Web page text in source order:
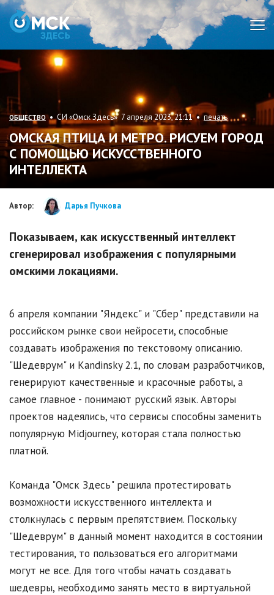
ОБЩЕСТВО• СИ «Омск Здесь» 7 апреля 2023, 21:11 •печать
ОМСКАЯ ПТИЦА И МЕТРО. РИСУЕМ ГОРОД
С ПОМОЩЬЮ ИСКУССТВЕННОГО
ИНТЕЛЛЕКТА
Автор: Дарья Пучкова
Показываем, как искусственный интеллект
сгенерировал изображения с популярными
омскими локациями.
6 апреля компании "Яндекс" и "Сбер" представили на
российском рынке свои нейросети, способные
создавать изображения по текстовому описанию.
"Шедеврум" и Kandinsky 2.1, по словам разработчиков,
генерируют качественные и красочные работы, а
самое главное - понимают русский язык. Авторы
проектов надеялись, что сервисы способны заменить
популярную Midjourney, которая стала полностью
платной.
Команда "Омск Здесь" решила протестировать
возможности искусственного интеллекта и
столкнулась с первым препятствием. Поскольку
"Шедеврум" в данный момент находится в состоянии
тестирования, то пользоваться его алгоритмами
могут не все. Для того чтобы начать создавать
шедевры, необходимо занять место в виртуальной